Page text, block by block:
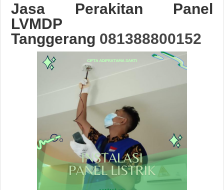
Jasa Perakitan Panel
LVMDP
Tanggerang 081388800152